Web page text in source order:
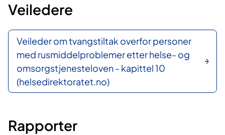
Veiledere
Veileder om tvangstiltak overfor personer
med rusmiddelproblemer etter helse- og
omsorgstjenesteloven - kapittel 10
(helsedirektoratet.no)
Rapporter